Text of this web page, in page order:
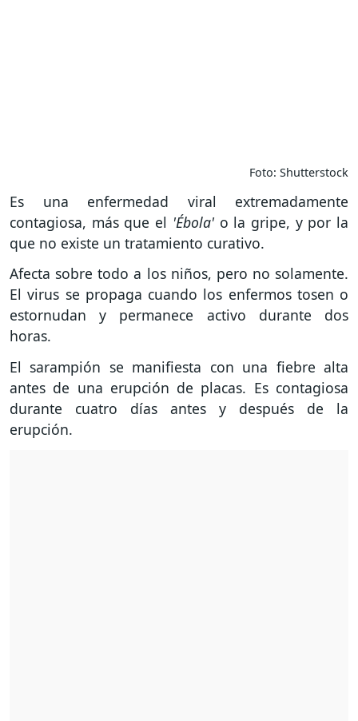
Foto: Shutterstock
Es una enfermedad viral extremadamente
contagiosa, más que el 'Ébola' o la gripe, y por la
que no existe un tratamiento curativo.
Afecta sobre todo a los niños, pero no solamente.
El virus se propaga cuando los enfermos tosen o
estornudan y permanece activo durante dos
horas.
El sarampión se manifiesta con una fiebre alta
antes de una erupción de placas. Es contagiosa
durante cuatro días antes y después de la
erupción.